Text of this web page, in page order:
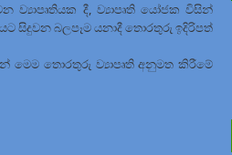
ව්‍යාපෘතියක දී, ව්‍යාපෘති යෝජක විසින්
සිදුවන බලපෑම යනාදී තොරතුරු ඉදිරිපත්
මෙම තොරතුරු ව්‍යාපෘති අනුමත කිරීමේ